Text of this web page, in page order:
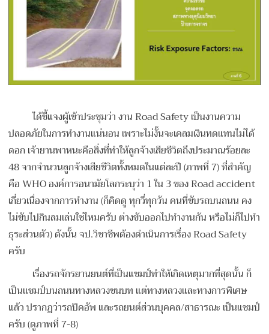
ได้ชี้แจงผู้เข้าประชุมว่า งาน Road Safety เป็นงานความ
ปลอดภัยในการทำงานแน่นอน เพราะไม่งั้นจะเคลมเงินทดแทนไม่ได้
ดอก เจ้ายานพาหนะคือสิ่งที่ทำให้ลูกจ้างเสียชีวิตถึงประมาณร้อยละ
48 จากจำนวนลูกจ้างเสียชีวิตทั้งหมดในแต่ละปี (ภาพที่ 7) ที่สำคัญ
คือ WHO องค์การอนามัยโลกระบุว่า 1 ใน 3 ของ Road accident
เกี่ยวเนื่องจากการทำงาน (ก็คิดดู ทุกวี่ทุกวัน คนที่ขับรถบนถนน คง
ไม่ขับไปกินลมเล่นใช่ไหมครับ ต่างขับออกไปทำงานกัน หรือไม่ก็ไปทำ
ธุระส่วนตัว) ดังนั้น จป.วิชาชีพต้องดำเนินการเรื่อง Road Safety
ครับ
เรื่องรถจักรยานยนต์ที่เป็นแชมป์ทำให้เกิดเหตุมากที่สุดนั้น ก็
เป็นแชมป์บนถนนทางหลวงชนบท แต่ทางหลวงและทางการพิเศษ
แล้ว ปรากฎว่ารถปิคอัพ และรถยนต์ส่วนบุคคล/สาธารณะ เป็นแชมป์
ครับ (ดูภาพที่ 7-8)